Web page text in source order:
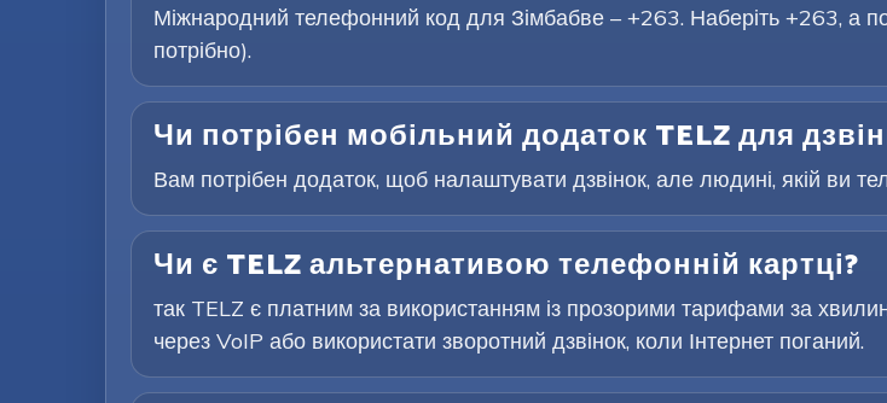
Міжнародний телефонний код для Зімбабве – +263. Наберіть +263, а
потрібно).
Чи потрібен мобільний додаток TELZ для
Вам потрібен додаток, щоб налаштувати дзвінок, але людині, якій ви
Чи є TELZ альтернативою телефонній картці?
так TELZ є платним за використанням із прозорими тарифами за
через VoIP або використати зворотний дзвінок, коли Інтернет поганий.